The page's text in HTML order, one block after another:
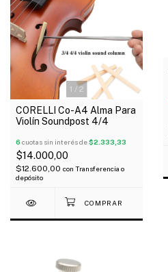
1 / 2
CORELLI Co-A4 Alma Para
Violín Soundpost 4/4
6 cuotas sin interés de$2.333,33
$14.000,00
$12.600,00 con Transferencia o
depósito